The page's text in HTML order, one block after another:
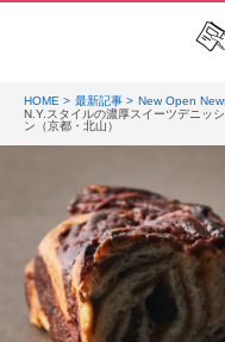
HOME 最新記事
New Open
N.Y.スタイルの濃厚スイーツデニッ
ン（京都・北山）